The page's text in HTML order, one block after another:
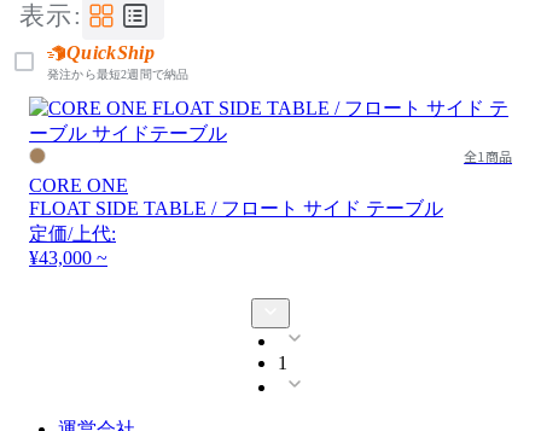
表示:
QuickShip
発注から最短2週間で納品
全1商品
CORE ONE
FLOAT SIDE TABLE / フロート サイド テーブル
定価/上代:
¥43,000 ~
1